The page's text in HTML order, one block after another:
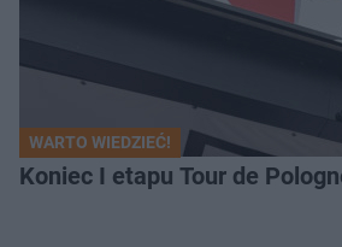
WARTO WIEDZIEĆ!
Koniec I etapu Tour de